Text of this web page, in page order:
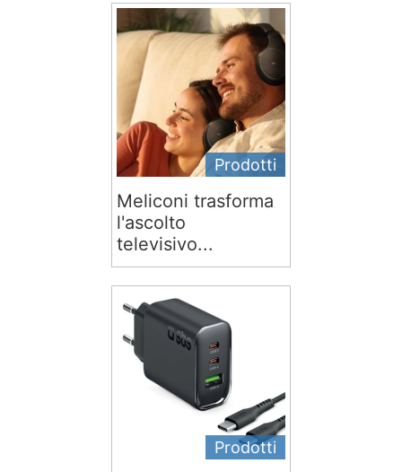
Prodotti
Meliconi trasforma
l'ascolto
televisivo...
Prodotti